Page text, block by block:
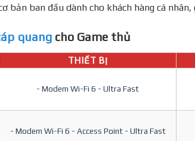
bản ban đầu dành cho khách hàng cá nhân,
quang cho Game thủ
THIẾT BỊ
- Modem Wi-Fi 6 - Ultra Fast
- Modem Wi-Fi 6 - Access Point - Ultra Fast